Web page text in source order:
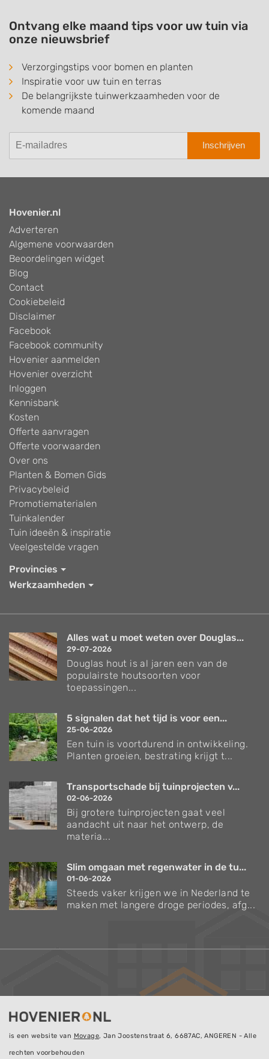
Ontvang elke maand tips voor uw tuin via
onze nieuwsbrief
Verzorgingstips voor bomen en planten
Inspiratie voor uw tuin en terras
De belangrijkste tuinwerkzaamheden voor de
komende maand
Inschrijven
Hovenier.nl
Adverteren
Algemene voorwaarden
Beoordelingen widget
Blog
Contact
Cookiebeleid
Disclaimer
Facebook
Facebook community
Hovenier aanmelden
Hovenier overzicht
Inloggen
Kennisbank
Kosten
Offerte aanvragen
Offerte voorwaarden
Over ons
Planten & Bomen Gids
Privacybeleid
Promotiematerialen
Tuinkalender
Tuin ideeën & inspiratie
Veelgestelde vragen
Provincies
Werkzaamheden
Alles wat u moet weten over Douglas...
29-07-2026
Douglas hout is al jaren een van de
populairste houtsoorten voor
toepassingen...
5 signalen dat het tijd is voor een...
25-06-2026
Een tuin is voortdurend in ontwikkeling.
Planten groeien, bestrating krijgt t...
Transportschade bij tuinprojecten v...
02-06-2026
Bij grotere tuinprojecten gaat veel
aandacht uit naar het ontwerp, de
materia...
Slim omgaan met regenwater in de tu...
01-06-2026
Steeds vaker krijgen we in Nederland te
maken met langere droge periodes, afg...
is een website van Movage, Jan Joostenstraat 6, 6687AC, ANGEREN - Alle
rechten voorbehouden
Verzorgingstips voor bomen en planten
Inspiratie voor uw tuin en terras
De belangrijkste tuinwerkzaamheden voor de
Inschrijven